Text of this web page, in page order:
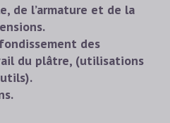
de l’armature et de la
des
du plâtre, (utilisations